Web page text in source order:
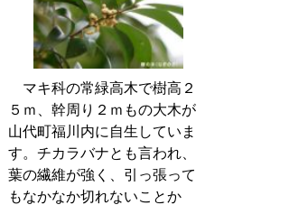
マキ科の常緑高木で樹高２
５ｍ、幹周り２ｍもの大木が
山代町福川内に自生していま
す。チカラバナとも言われ、
葉の繊維が強く、引っ張って
もなかなか切れないことか